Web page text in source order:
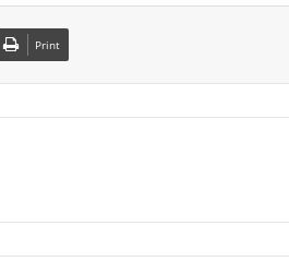
Print